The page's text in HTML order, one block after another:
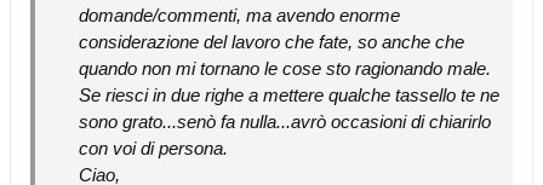
domande/commenti, ma avendo enorme
considerazione del lavoro che fate, so anche che
quando non mi tornano le cose sto ragionando male.
Se riesci in due righe a mettere qualche tassello te ne
sono grato...senò fa nulla...avrò occasioni di chiarirlo
con voi di persona.
Ciao,